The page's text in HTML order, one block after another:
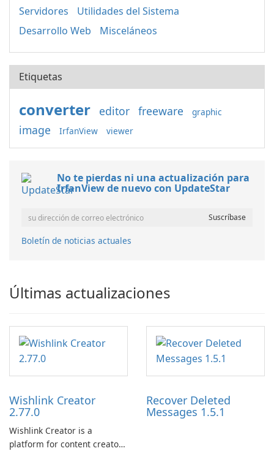
Servidores
Utilidades del Sistema
Desarrollo Web
Misceláneos
Etiquetas
converter editor freeware graphic
image IrfanView viewer
No te pierdas ni una actualización para
IrfanView de nuevo con UpdateStar
Boletín de noticias actuales
Últimas actualizaciones
Wishlink Creator
2.77.0
Wishlink Creator is a
platform for content creators
Recover Deleted
Messages 1.5.1